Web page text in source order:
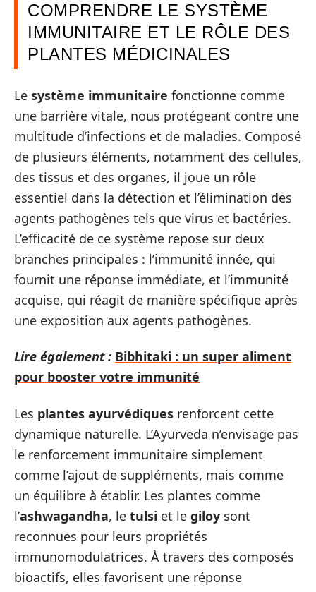
COMPRENDRE LE SYSTÈME
IMMUNITAIRE ET LE RÔLE DES
PLANTES MÉDICINALES
Le système immunitaire fonctionne comme
une barrière vitale, nous protégeant contre une
multitude d’infections et de maladies. Composé
de plusieurs éléments, notamment des cellules,
des tissus et des organes, il joue un rôle
essentiel dans la détection et l’élimination des
agents pathogènes tels que virus et bactéries.
L’efficacité de ce système repose sur deux
branches principales : l’immunité innée, qui
fournit une réponse immédiate, et l’immunité
acquise, qui réagit de manière spécifique après
une exposition aux agents pathogènes.
Lire également : Bibhitaki : un super aliment
pour booster votre immunité
Les plantes ayurvédiques renforcent cette
dynamique naturelle. L’Ayurveda n’envisage pas
le renforcement immunitaire simplement
comme l’ajout de suppléments, mais comme
un équilibre à établir. Les plantes comme
l’ashwagandha, le tulsi et le giloy sont
reconnues pour leurs propriétés
immunomodulatrices. À travers des composés
bioactifs, elles favorisent une réponse